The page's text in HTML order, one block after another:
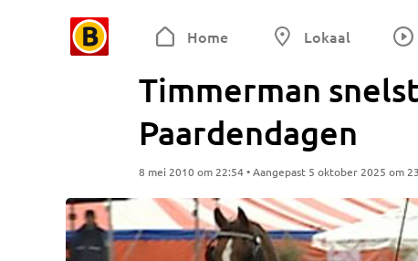
Home Lokaal
Timmerman
Paardendagen
8 mei 2010 om 22:54 • Aangepast 5 oktober 2025 om